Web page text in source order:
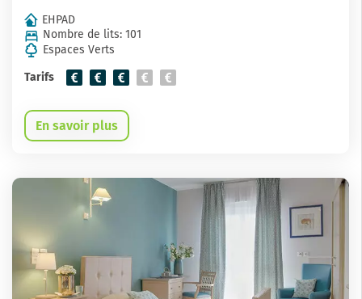
EHPAD
Nombre de lits: 101
Espaces Verts
Tarifs
En savoir plus